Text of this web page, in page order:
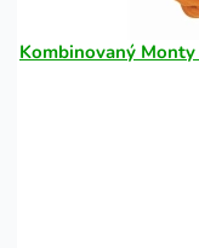
Kombinovaný